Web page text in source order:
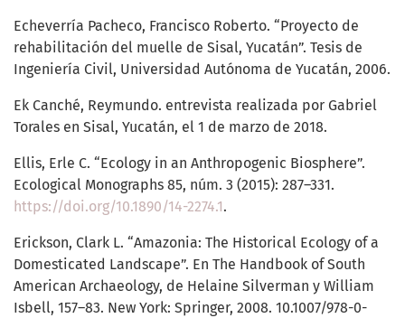
Echeverría Pacheco, Francisco Roberto. “Proyecto de
rehabilitación del muelle de Sisal, Yucatán”. Tesis de
Ingeniería Civil, Universidad Autónoma de Yucatán, 2006.
Ek Canché, Reymundo. entrevista realizada por Gabriel
Torales en Sisal, Yucatán, el 1 de marzo de 2018.
Ellis, Erle C. “Ecology in an Anthropogenic Biosphere”.
Ecological Monographs 85, núm. 3 (2015): 287–331.
https://doi.org/10.1890/14-2274.1.
Erickson, Clark L. “Amazonia: The Historical Ecology of a
Domesticated Landscape”. En The Handbook of South
American Archaeology, de Helaine Silverman y William
Isbell, 157–83. New York: Springer, 2008. 10.1007/978-0-